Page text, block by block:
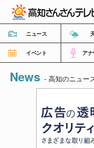
ニュース
イベント ア
高知さん
News - 高知のニュー